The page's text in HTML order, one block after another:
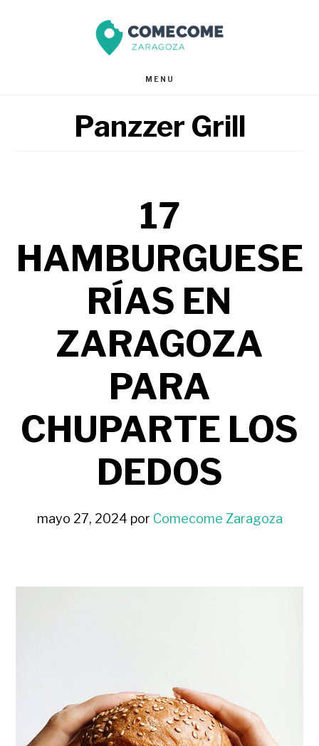
MENU
Panzzer Grill
17
HAMBURGUESE
RÍAS EN
ZARAGOZA
PARA
CHUPARTE LOS
DEDOS
mayo 27, 2024 por Comecome Zaragoza